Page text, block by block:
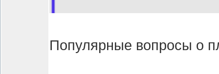
Популярные вопросы о